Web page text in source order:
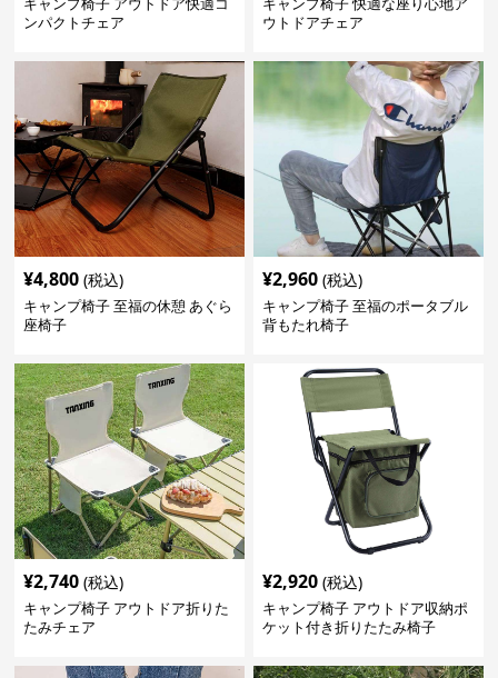
ンパクトチェア
ウトドアチェア
¥4,800 (税込)
キャンプ椅子 至福の休憩 あぐら
座椅子
¥2,960 (税込)
キャンプ椅子 至福のポータブル
背もたれ椅子
¥2,740 (税込)
キャンプ椅子 アウトドア折りた
たみチェア
¥2,920 (税込)
キャンプ椅子 アウトドア収納ポ
ケット付き折りたたみ椅子